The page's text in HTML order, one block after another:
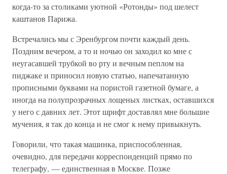
когда-то за столиками уютной «Ротонды» под шелест
каштанов Парижа.
Встречались мы с Эренбургом почти каждый день.
Поздним вечером, а то и ночью он заходил ко мне с
неугасавшей трубкой во рту и вечным пеплом на
пиджаке и приносил новую статью, напечатанную
прописными буквами на пористой газетной бумаге, а
иногда на полупрозрачных лощеных листках, оставшихся
у него с давних лет. Этот шрифт доставлял мне большие
мучения, я так до конца и не смог к нему привыкнуть.
Говорили, что такая машинка, приспособленная,
очевидно, для передачи корреспонденций прямо по
телеграфу, — единственная в Москве. Позже